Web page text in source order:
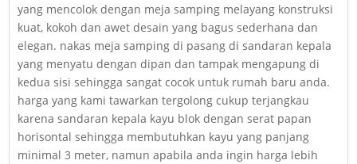
yang mencolok dengan meja samping melayang konstruksi
kuat, kokoh dan awet desain yang bagus sederhana dan
elegan. nakas meja samping di pasang di sandaran kepala
yang menyatu dengan dipan dan tampak mengapung di
kedua sisi sehingga sangat cocok untuk rumah baru anda.
harga yang kami tawarkan tergolong cukup terjangkau
karena sandaran kepala kayu blok dengan serat papan
horisontal sehingga membutuhkan kayu yang panjang
minimal 3 meter, namun apabila anda ingin harga lebih